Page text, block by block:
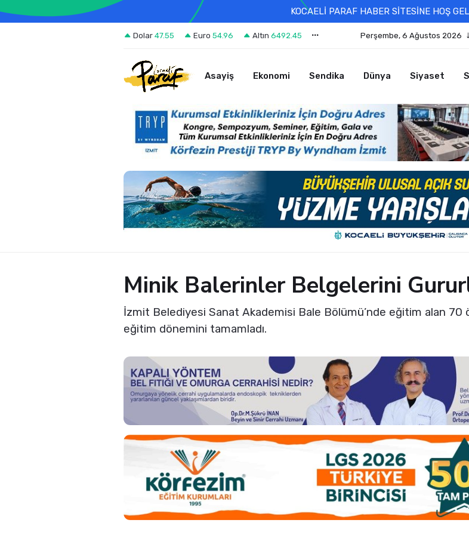
KOCAELİ PARAF HABER SİTESİNE HOŞ
Dolar 47.55 Euro 54.96 Altın 6492.45 Perşembe, 6 Ağustos 2026
Asayiş Ekonomi Sendika Dünya Siyaset
Minik Balerinler Belgelerini
İzmit Belediyesi Sanat Akademisi Bale Bölümü’nde eğitim alan 70
eğitim dönemini tamamladı.